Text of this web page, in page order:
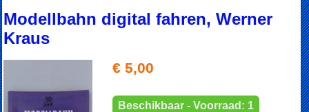
Modellbahn digital fahren, Werner
Kraus
€ 5,00
Beschikbaar - Voorraad: 1